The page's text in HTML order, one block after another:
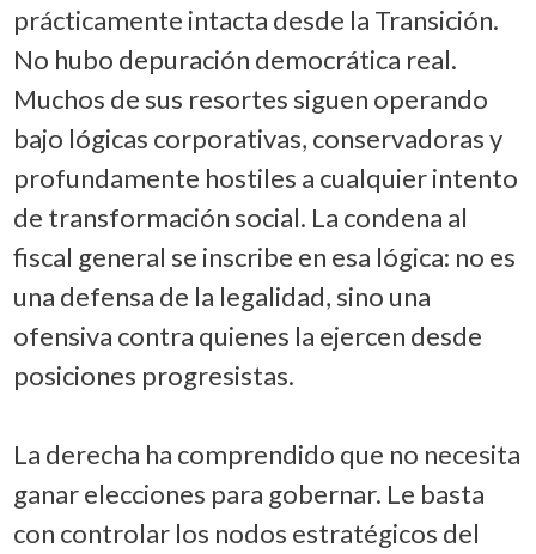
prácticamente intacta desde la Transición.
No hubo depuración democrática real.
Muchos de sus resortes siguen operando
bajo lógicas corporativas, conservadoras y
profundamente hostiles a cualquier intento
de transformación social. La condena al
fiscal general se inscribe en esa lógica: no es
una defensa de la legalidad, sino una
ofensiva contra quienes la ejercen desde
posiciones progresistas.
La derecha ha comprendido que no necesita
ganar elecciones para gobernar. Le basta
con controlar los nodos estratégicos del